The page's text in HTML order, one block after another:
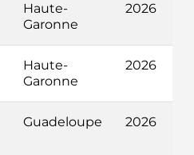
Haute-
Garonne
2026
Haute-
Garonne
2026
Guadeloupe 2026